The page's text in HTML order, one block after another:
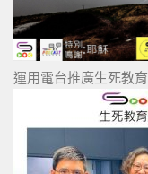
運用電台推廣生死教育